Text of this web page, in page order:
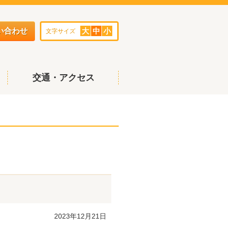
合わせ 文字サイズ 大 中 小
交通・アクセス
2023年12月21日